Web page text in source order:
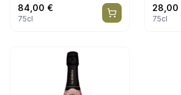
84,00 €
75cl
28,00
75cl